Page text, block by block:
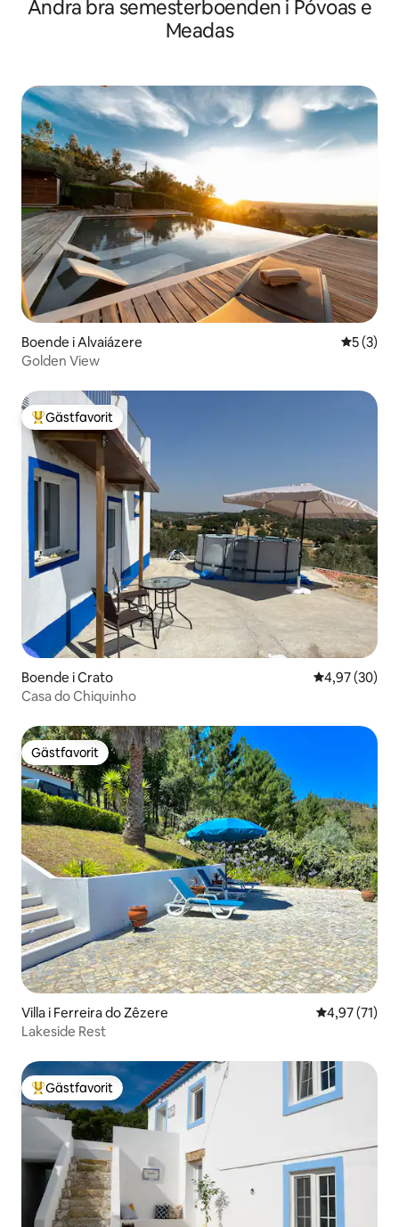
Andra bra semesterboenden i Póvoas e
Meadas
Boende i Alvaiázere 5 av 5 i
5 (3)
Golden View
Populär gästfavorit
Gästfavorit
Boende i Crato 4,97 av 5 i
4,97 (30)
Casa do Chiquinho
Gästfavorit
Gästfavorit
Villa i Ferreira do Zêzere 4,97 av 5 i
4,97 (71)
Lakeside Rest
Populär gästfavorit
Gästfavorit